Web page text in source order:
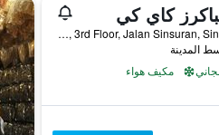
كاي كي
Unit Lot 8 Block J, 3rd Floor, Jalan Sinsuran, Sinsuran Kompleks, كوتا كينابالو, ماليزيا
مكيف هواء